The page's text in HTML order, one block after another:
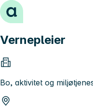
Hopp til innhold
Vernepleier
Bo, aktivitet og